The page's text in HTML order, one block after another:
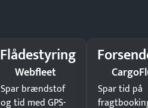
Flådestyring
Webfleet
Spar brændstof
og tid med GPS-
Spar tid på